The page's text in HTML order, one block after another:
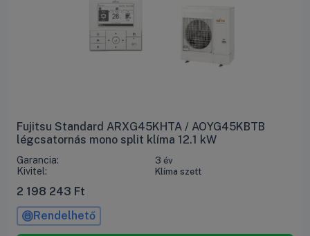
Fujitsu Standard ARXG45KHTA / AOYG45KBTB
légcsatornás mono split klíma 12.1 kW
Garancia: 3 év
Kivitel: Klíma szett
2 198 243 Ft
Rendelhető